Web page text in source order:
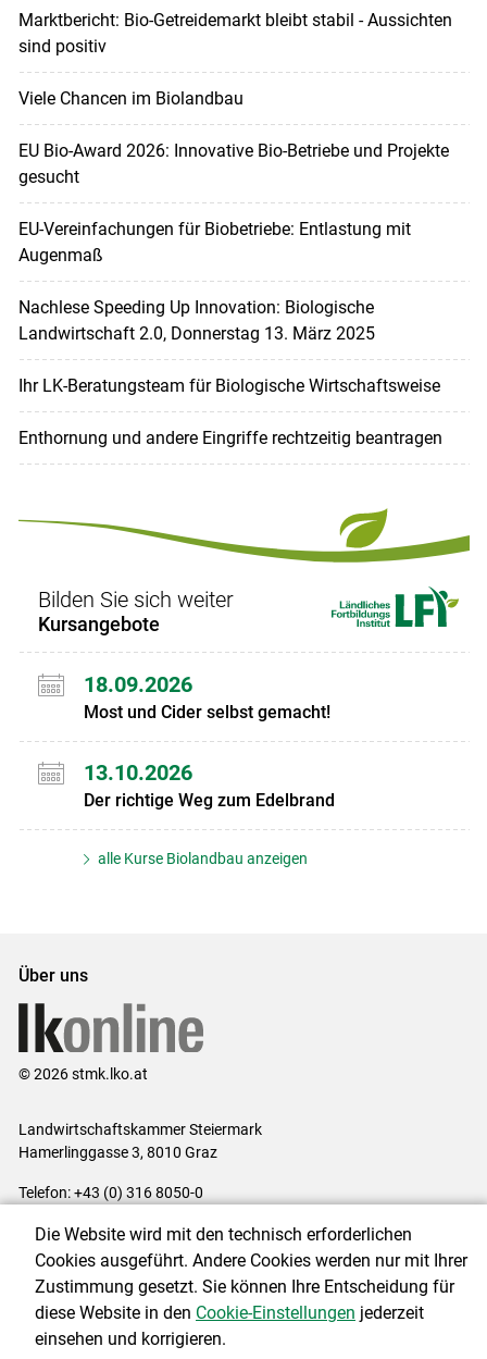
Marktbericht: Bio-Getreidemarkt bleibt stabil - Aussichten
sind positiv
Viele Chancen im Biolandbau
EU Bio-Award 2026: Innovative Bio-Betriebe und Projekte
gesucht
EU-Verein­fachungen für Biobetriebe: Entlastung mit
Augenmaß
Nachlese Speeding Up Innovation: Biologische
Landwirtschaft 2.0, Donnerstag 13. März 2025
Ihr LK-Beratungsteam für Biologische Wirtschaftsweise
Enthornung und andere Eingriffe rechtzeitig beantragen
Bilden Sie sich weiter
Kursangebote
18.09.2026
Most und Cider selbst gemacht!
13.10.2026
Der richtige Weg zum Edelbrand
alle Kurse Biolandbau anzeigen
Über uns
© 2026 stmk.lko.at
Landwirtschaftskammer Steiermark
Hamerlinggasse 3, 8010 Graz
Telefon: +43 (0) 316 8050-0
Impressum|Kontakt|Datenschutzerklärung|Barrierefreiheit|
Cookie-Einstellungen
Die Website wird mit den technisch erforderlichen
Cookies ausgeführt. Andere Cookies werden nur mit Ihrer
Zustimmung gesetzt. Sie können Ihre Entscheidung für
diese Website in den Cookie-Einstellungen jederzeit
einsehen und korrigieren.